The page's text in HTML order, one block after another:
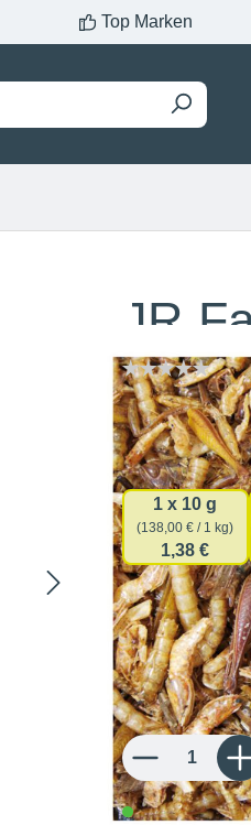
Top Marken
JR
Inhalt: 1 x
1 x 10 g
(138,00 € / 1 kg)
1,38 €
1,38 €
138,00 € / 1 kg
inkl. MwSt.
Produkt Anzahl: Gib
in 3-5